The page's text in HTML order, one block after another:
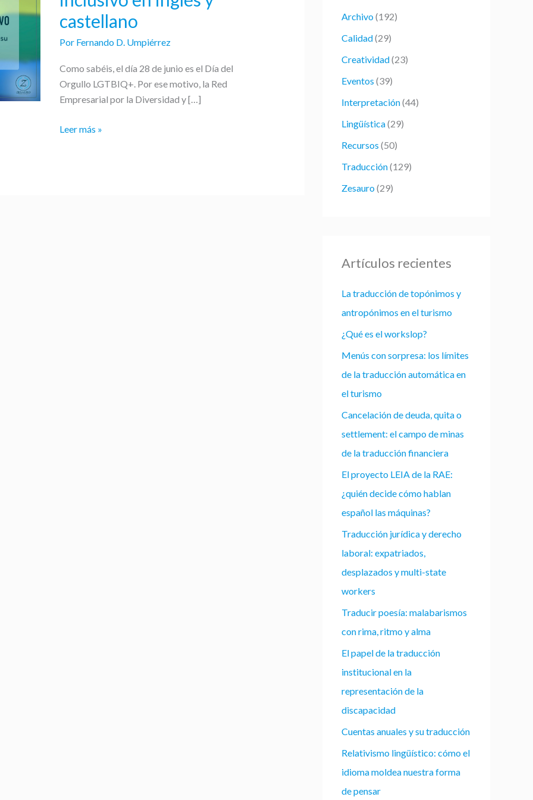
castellano
Por Fernando D. Umpiérrez
Como sabéis, el día 28 de junio es el Día del
Orgullo LGTBIQ+. Por ese motivo, la Red
Empresarial por la Diversidad y […]
del
lenguaje
inglés
y
castellano
Leer más »
p
o
r
:
Archivo(192)
Calidad(29)
Creatividad(23)
Eventos (39)
Interpretación(44)
Lingüística(29)
Recursos (50)
Traducción(129)
Zesauro(29)
Artículos recientes
La traducción de topónimos y
antropónimos en el turismo
¿Qué es el workslop?
Menús con sorpresa: los límites
de la traducción automática en
el turismo
Cancelación de deuda, quita o
settlement: el campo de minas
de la traducción financiera
El proyecto LEIA de la RAE:
¿quién decide cómo hablan
español las máquinas?
Traducción jurídica y derecho
laboral: expatriados,
desplazados y multi-state
workers
Traducir poesía: malabarismos
con rima, ritmo y alma
El papel de la traducción
institucional en la
representación de la
discapacidad
Cuentas anuales y su traducción
Relativismo lingüístico: cómo el
idioma moldea nuestra forma
de pensar